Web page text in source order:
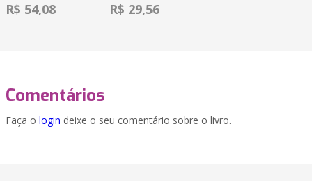
R$ 54,08 R$ 29,56
Comentários
Faça o login deixe o seu comentário sobre o livro.